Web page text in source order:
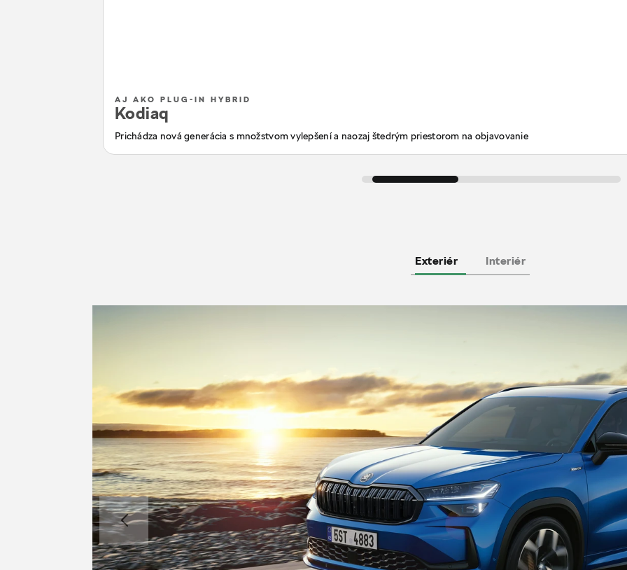
AJ AKO PLUG-IN HYBRID
Kodiaq
Prichádza nová generácia s množstvom vylepšení a naozaj štedrým priestorom na objavovanie
Exteriér Interiér